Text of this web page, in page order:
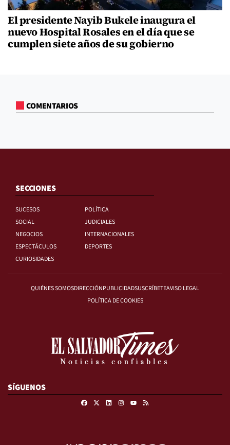
El presidente Nayib Bukele inaugura el
nuevo Hospital Rosales en el día que se
cumplen siete años de su gobierno
COMENTARIOS
SECCIONES
SUCESOS
POLÍTICA
SOCIAL
JUDICIALES
NEGOCIOS
INTERNACIONALES
ESPECTÁCULOS
DEPORTES
CURIOSIDADES
QUIÉNES SOMOSDIRECCIÓNPUBLICIDADSUSCRÍBETEAVISO LEGAL
POLÍTICA DE COOKIES
SÍGUENOS
FacebookLinkedinInstagramRSS